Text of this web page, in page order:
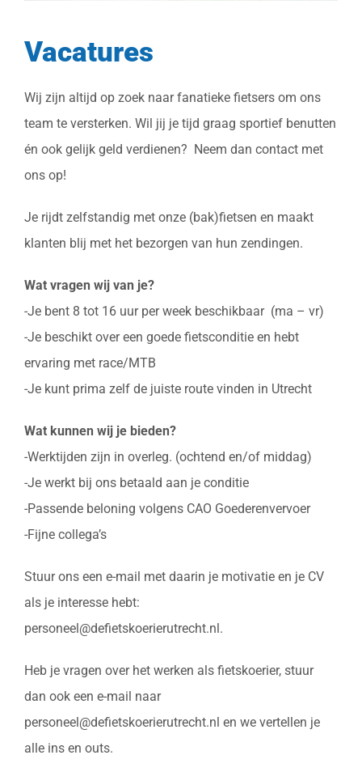
Vacatures
Wij zijn altijd op zoek naar fanatieke fietsers om ons
team te versterken. Wil jij je tijd graag sportief benutten
én ook gelijk geld verdienen? Neem dan contact met
ons op!
Je rijdt zelfstandig met onze (bak)fietsen en maakt
klanten blij met het bezorgen van hun zendingen.
Wat vragen wij van je?
-Je bent 8 tot 16 uur per week beschikbaar (ma – vr)
-Je beschikt over een goede fietsconditie en hebt
ervaring met race/MTB
-Je kunt prima zelf de juiste route vinden in Utrecht
Wat kunnen wij je bieden?
-Werktijden zijn in overleg. (ochtend en/of middag)
-Je werkt bij ons betaald aan je conditie
-Passende beloning volgens CAO Goederenvervoer
-Fijne collega’s
Stuur ons een e-mail met daarin je motivatie en je CV
als je interesse hebt:
personeel@defietskoerierutrecht.nl.
Heb je vragen over het werken als fietskoerier, stuur
dan ook een e-mail naar
personeel@defietskoerierutrecht.nl en we vertellen je
alle ins en outs.